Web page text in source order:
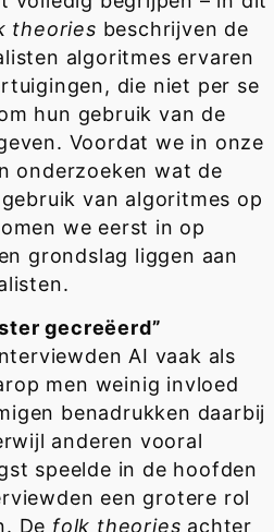
theories beschrijven de
algoritmes ervaren
die niet per se
hun gebruik van de
Voordat we in onze
onderzoeken wat de
van algoritmes op
we eerst in op
grondslag liggen aan
gecreëerd”
AI vaak als
men weinig invloed
benadrukken daarbij
anderen vooral
speelde in de hoofden
een grotere rol
De folk theories achter